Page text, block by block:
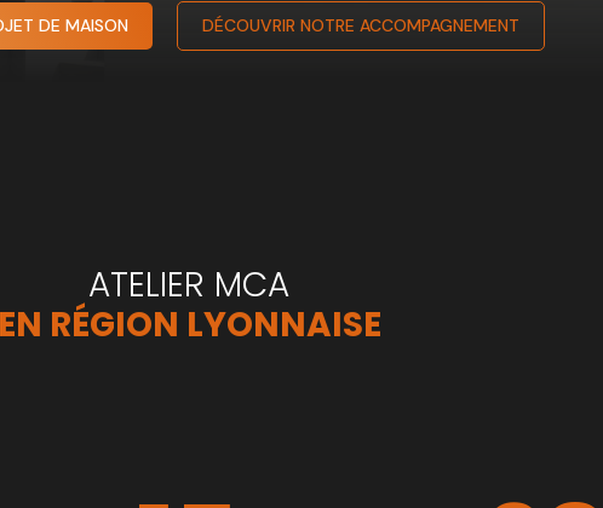
DE MAISON DÉCOUVRIR NOTRE ACCOMPAGNEMENT
ATELIER MCA
EN RÉGION LYONNAISE